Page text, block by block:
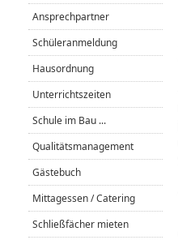
Ansprechpartner
Schüleranmeldung
Hausordnung
Unterrichtszeiten
Schule im Bau ...
Qualitätsmanagement
Gästebuch
Mittagessen / Catering
Schließfächer mieten